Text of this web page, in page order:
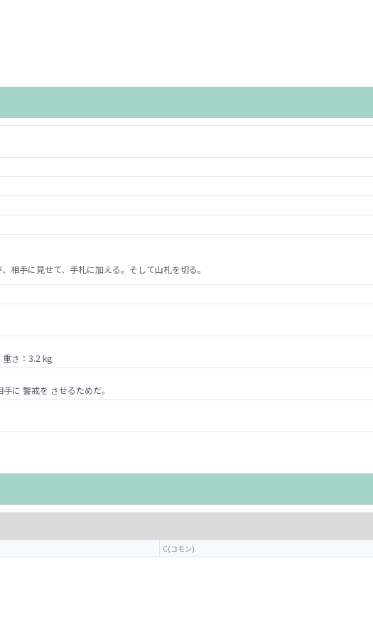
相手に見せて、手札に加える。そして山札を切る。
さ：3.2 kg
に 警戒を させるためだ。
C(コモン)